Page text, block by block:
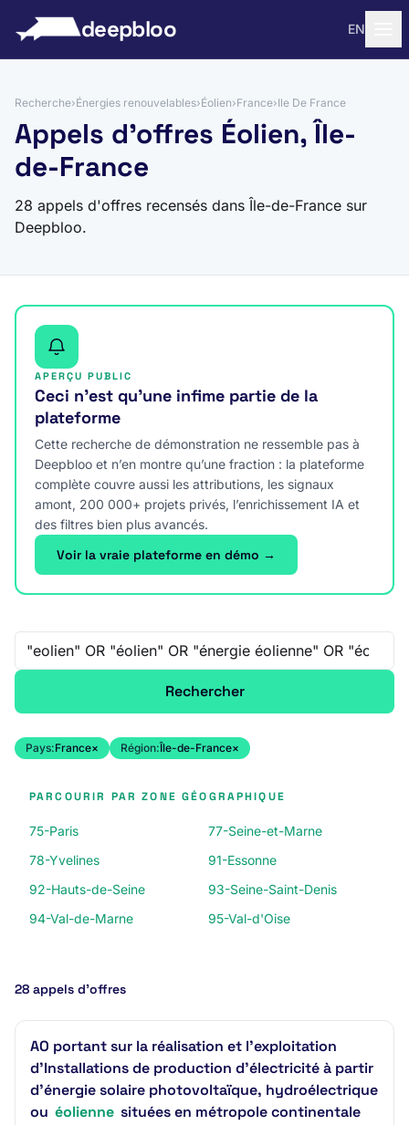
deepbloo EN
Recherche›Énergies renouvelables›Éolien›France›Ile De France
Appels d'offres Éolien, Île-
de-France
28 appels d'offres recensés dans Île-de-France sur
Deepbloo.
APERÇU PUBLIC
Ceci n’est qu’une infime partie de la
plateforme
Cette recherche de démonstration ne ressemble pas à
Deepbloo et n’en montre qu’une fraction : la plateforme
complète couvre aussi les attributions, les signaux
amont, 200 000+ projets privés, l’enrichissement IA et
des filtres bien plus avancés.
Voir la vraie plateforme en démo →
Recherche libre
Rechercher
Pays:France× Région:Île-de-France×
PARCOURIR PAR ZONE GÉOGRAPHIQUE
75-Paris
77-Seine-et-Marne
78-Yvelines
91-Essonne
92-Hauts-de-Seine
93-Seine-Saint-Denis
94-Val-de-Marne
95-Val-d'Oise
28 appels d’offres
AO portant sur la réalisation et l’exploitation
d’Installations de production d’électricité à partir
d’énergie solaire photovoltaïque, hydroélectrique
ou éolienne situées en métropole continentale